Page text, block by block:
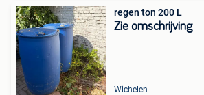
regen ton 200 L
Zie omschrijving
Wichelen